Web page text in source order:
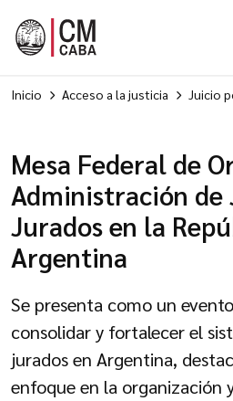
Inicio Acceso a la justicia Juicio
Mesa Federal de
Administración de
Jurados en la
Argentina
Se presenta como un
consolidar y fortalecer el
jurados en Argentina,
enfoque en la organización